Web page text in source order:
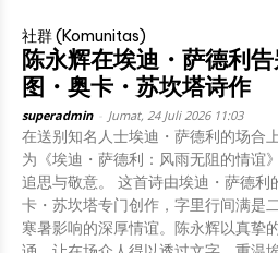
社群 (Komunitas)
陈永辉在埃迪・萨德利
图・奥卡・苏坎塔诗作
superadmin Jumat, 24 Juli 2026 11:03
在送别知名人士埃迪・萨德利的场合
为《埃迪・萨德利：风雨无阻的情谊
追思与敬意。 这首诗由埃迪・萨德
卡・苏坎塔专门创作，字里行间满是
寒暑影响的深厚情谊。陈永辉以真挚